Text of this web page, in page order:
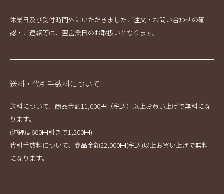
休業日及び受付時間外にいただきましたご注文・お問い合わせの確
認・ご連絡等は、翌営業日のお取扱いとなります。
送料・代引手数料について
送料について、商品金額11,000円（税込）以上お買い上げで無料にな
ります。
(沖縄は600円引きで1,200円)
代引手数料について、商品金額22,000円(税込)以上お買い上げで無料
になります。